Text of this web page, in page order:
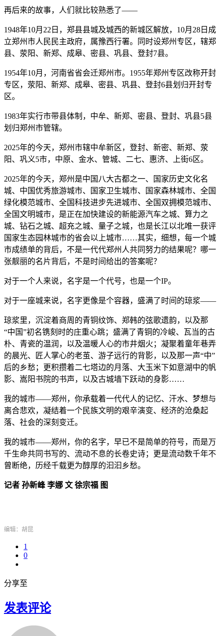
再后来的故事，人们就比较熟悉了——
1948年10月22日，郑县县城及城西的新城区解放，10月28日成
立郑州市人民民主政府，属豫西行署。同时设郑州专区，辖郑
县、荥阳、新郑、成皋、密县、巩县、登封7县。
1954年10月，河南省省会迁郑州市。1955年郑州专区改称开封
专区，荥阳、新郑、成皋、密县、巩县、登封6县划归开封专
区。
1983年实行市带县体制，中牟、新郑、密县、登封、巩县5县
划归郑州市管辖。
2025年的今天，郑州市辖中牟新区，登封、新密、新郑、荥
阳、巩义5市，中原、金水、管城、二七、惠济、上街6区。
2025年的今天，郑州是中国八大古都之一、国家历史文化名
城、中国优秀旅游城市、国家卫生城市、国家森林城市、全国
绿化模范城市、全国科技进步先进城市、全国双拥模范城市、
全国文明城市，是正在加快建设的新能源汽车之城、算力之
城、钻石之城、超充之城、量子之城，也是长江以北唯一获评
国家生态园林城市的省会以上城市……其实，细想，每一个城
市成绩单的背后，不是一代代郑州人共同努力的结果呢？哪一
张靓丽的名片背后，不是时间给出的答案呢？
对于一个人来说，名字是一个代号，也是一个IP。
对于一座城来说，名字更像是个容器，盛满了时间的琼浆——
琼浆里，沉淀着商周的青铜纹饰、郑韩的弦歌遗韵，以及那
“中国”初名镌刻时的庄重心跳；盛满了青铜的冷峻、瓦当的古
朴、青瓷的温润，以及温暖人心的市井烟火；凝聚着童年巷弄
的晨光、匠人掌心的老茧、游子远行的背影，以及那一声“中”
后的乡愁；更积攒着二七塔边的月落、大玉米下如意湖中的帆
影、嵩阳书院的书声，以及古城墙下跃动的身影……
我的城市——郑州，你承载着一代代人的记忆、汗水、梦想与
离合悲欢，凝结着一个民族文明的艰辛演变、经济的沧桑起
落、社会的深刻变迁。
我的城市——郑州，你的名字，早已不是简单的符号，而是万
千生命共同书写的、流动不息的长卷史诗；更是流动数千年不
曾断绝，历经千载更为醇厚的汩汩乡愁。
记者 孙新峰 李娜 文 徐宗福 图
编辑：胡昆
1
0
分享至
发表评论